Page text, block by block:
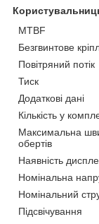
MTBF
Безгвинтове
Повітряний потік
Тиск
Додаткові дані
Кількість у
Максимальна
обертів
Наявність
Номінальна
Номінальний
Підсвічування